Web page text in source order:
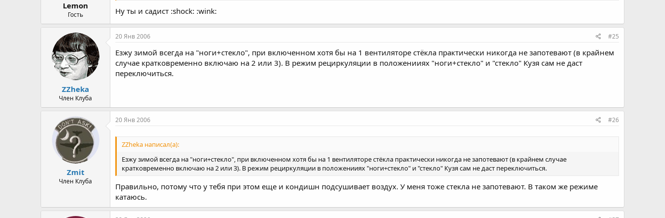
Lemon
Гость Ну ты и садист :shock: :wink:
ZZheka
Член Клуба
20 Янв 2006 #25
Езжу зимой всегда на "ноги+стекло", при включенном хотя бы на 1 вентиляторе стёкла практически никогда не запотевают (в крайнем
случае кратковременно включаю на 2 или 3). В режим рециркуляции в положенииях "ноги+стекло" и "стекло" Кузя сам не даст
переключиться.
Zmit
Член Клуба
20 Янв 2006 #26
ZZheka написал(а):
Езжу зимой всегда на "ноги+стекло", при включенном хотя бы на 1 вентиляторе стёкла практически никогда не запотевают (в крайнем случае
кратковременно включаю на 2 или 3). В режим рециркуляции в положенииях "ноги+стекло" и "стекло" Кузя сам не даст переключиться.
Правильно, потому что у тебя при этом еще и кондишн подсушивает воздух. У меня тоже стекла не запотевают. В таком же режиме
катаюсь.